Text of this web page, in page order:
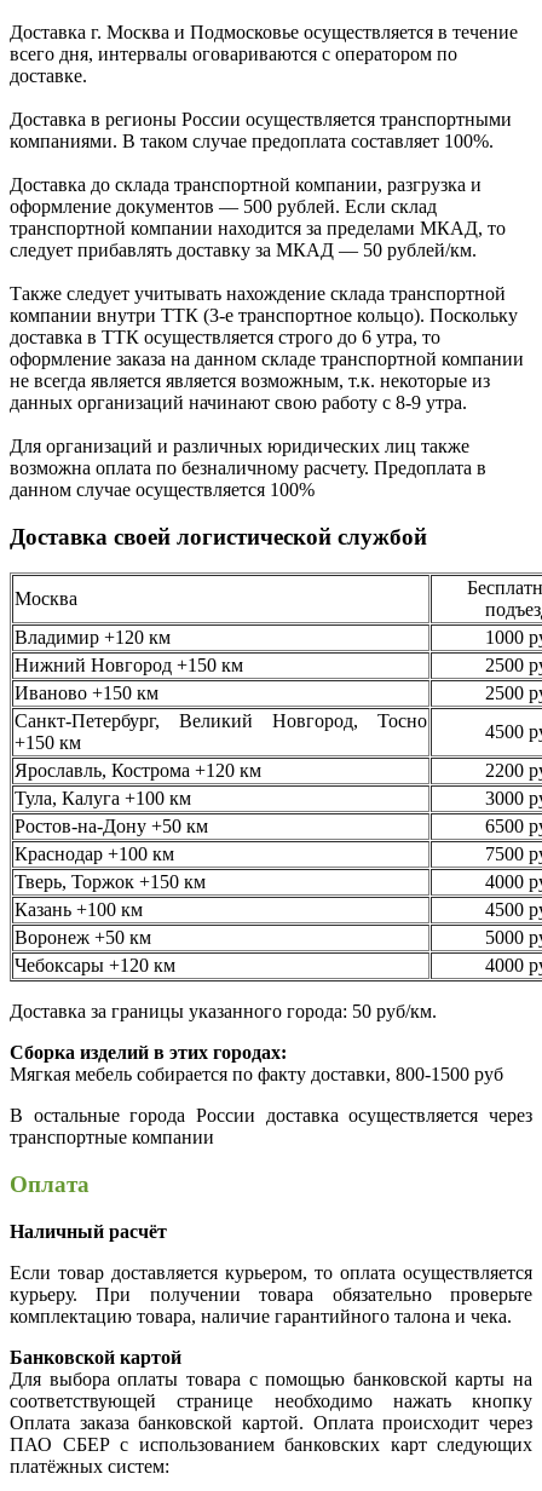
Доставка г. Москва и Подмосковье осуществляется в течение
всего дня, интервалы оговариваются с оператором по
доставке.
Доcтавка в регионы России осуществляется транспортными
компаниями. В таком случае предоплата составляет 100%.
Доставка до склада транспортной компании, разгрузка и
оформление документов — 500 рублей. Если склад
транспортной компании находится за пределами МКАД, то
следует прибавлять доставку за МКАД — 50 рублей/км.
Также следует учитывать нахождение склада транспортной
компании внутри ТТК (3-е транспортное кольцо). Поскольку
доставка в ТТК осуществляется строго до 6 утра, то
оформление заказа на данном складе транспортной компании
не всегда является является возможным, т.к. некоторые из
данных организаций начинают свою работу с 8-9 утра.
Для организаций и различных юридических лиц также
возможна оплата по безналичному расчету. Предоплата в
данном случае осуществляется 100%
Доставка своей логистической службой
Москва
Владимир +120 км
1000
Нижний Новгород +150 км
2500
Иваново +150 км
2500
Санкт-Петербург, Великий Новгород, Тосно
+150 км
4500
Ярославль, Кострома +120 км
2200
Тула, Калуга +100 км
3000
Ростов-на-Дону +50 км
6500
Краснодар +100 км
7500
Тверь, Торжок +150 км
4000
Казань +100 км
4500
Воронеж +50 км
5000
Чебоксары +120 км
4000
Доставка за границы указанного города: 50 руб/км.
Сборка изделий в этих городах:
Мягкая мебель собирается по факту доставки, 800-1500 руб
В остальные города России доставка осуществляется через
транспортные компании
Оплата
Наличный расчёт
Если товар доставляется курьером, то оплата осуществляется
курьеру. При получении товара обязательно проверьте
комплектацию товара, наличие гарантийного талона и чека.
Банковской картой
Для выбора оплаты товара с помощью банковской карты на
соответствующей странице необходимо нажать кнопку
Оплата заказа банковской картой. Оплата происходит через
ПАО СБЕР с использованием банковских карт следующих
платёжных систем: